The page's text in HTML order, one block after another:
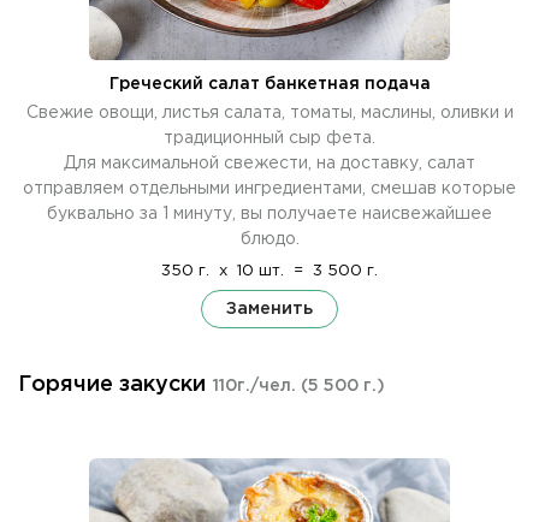
Греческий салат банкетная подача
Свежие овощи, листья салата, томаты, маслины, оливки и
традиционный сыр фета.
Для максимальной свежести, на доставку, салат
отправляем отдельными ингредиентами, смешав которые
буквально за 1 минуту, вы получаете наисвежайшее
блюдо.
350 г. x 10 шт. = 3 500 г.
Заменить
Горячие закуски 110г./чел. (5 500 г.)